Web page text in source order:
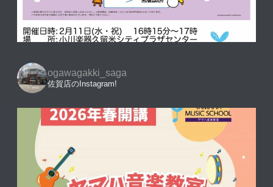
ogawagakki_saga
佐賀店のInstagram!